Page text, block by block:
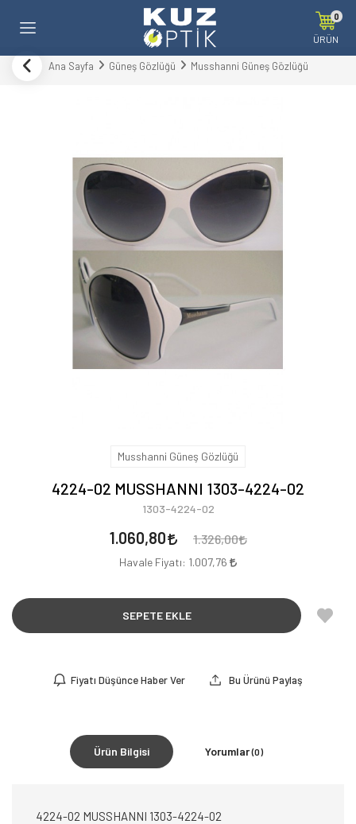
0
ÜRÜN
Ana Sayfa Güneş Gözlüğü Musshanni Güneş Gözlüğü
Musshanni Güneş Gözlüğü
4224-02 MUSSHANNI 1303-4224-02
1303-4224-02
1.060,80 1.326,00
Havale Fiyatı: 1.007,76
SEPETE EKLE
Fiyatı Düşünce Haber Ver Bu Ürünü Paylaş
Ürün Bilgisi Yorumlar(0)
4224-02 MUSSHANNI 1303-4224-02